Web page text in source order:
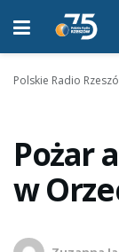
Polskie Radio
Pożar
w